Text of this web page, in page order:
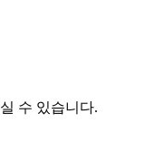
수 있습니다.